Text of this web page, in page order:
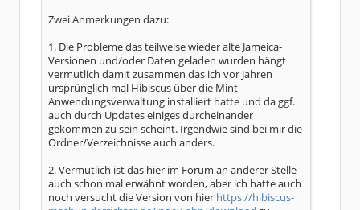
Zwei Anmerkungen dazu:
1. Die Probleme das teilweise wieder alte Jameica-
Versionen und/oder Daten geladen wurden hängt
vermutlich damit zusammen das ich vor Jahren
ursprünglich mal Hibiscus über die Mint
Anwendungsverwaltung installiert hatte und da ggf.
auch durch Updates einiges durcheinander
gekommen zu sein scheint. Irgendwie sind bei mir die
Ordner/Verzeichnisse auch anders.
2. Vermutlich ist das hier im Forum an anderer Stelle
auch schon mal erwähnt worden, aber ich hatte auch
noch versucht die Version von hier https://hibiscus-